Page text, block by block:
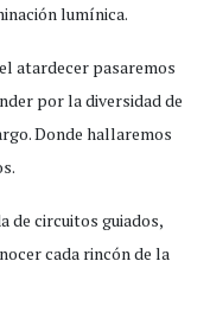
lumínica.
atardecer pasaremos
por la diversidad de
Donde hallaremos
de circuitos guiados,
cada rincón de la